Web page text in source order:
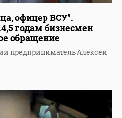
офицер ВСУ".
годам бизнесмен
обращение
предприниматель Алексей